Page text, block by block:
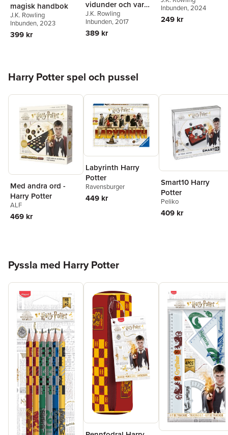
magisk handbok
J.K. Rowling
Inbunden, 2023
399 kr
vidunder och var
man hittar dem
J.K. Rowling
Inbunden, 2017
389 kr
Inbunden, 2024
249 kr
Harry Potter spel och pussel
Med andra ord -
Harry Potter
ALF
469 kr
Labyrinth Harry
Potter
Ravensburger
449 kr
Smart10 Harry
Potter
Peliko
409 kr
Pyssla med Harry Potter